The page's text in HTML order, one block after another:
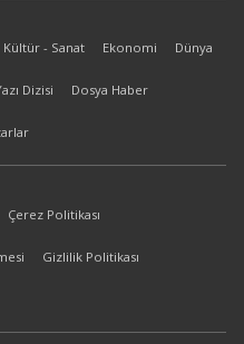
Kültür - Sanat Ekonomi Dünya
Dizisi Dosya Haber
Çerez Politikası
Gizlilik Politikası